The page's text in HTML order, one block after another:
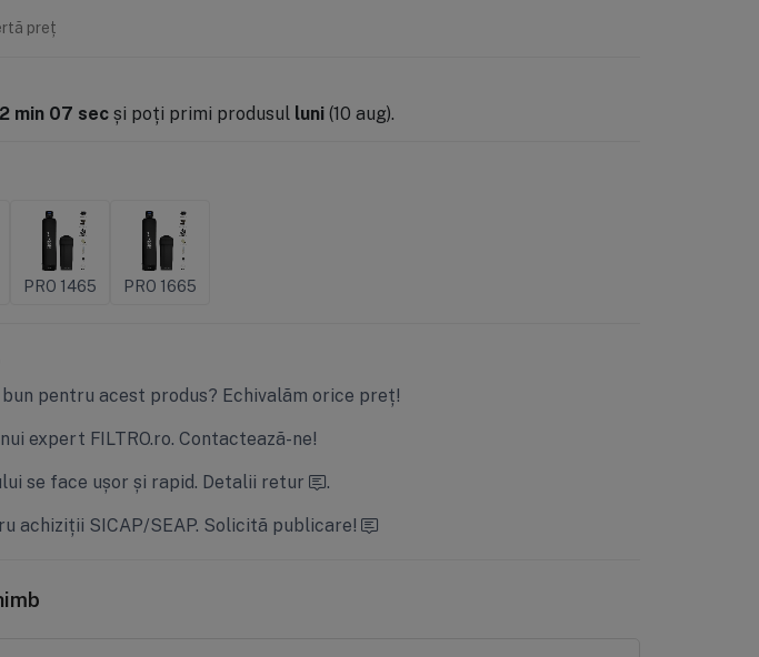
preț
min 06 secși poți primi produsul luni(10 aug).
PRO 1465 PRO 1665
pentru acest produs? Echivalăm orice preț!
expert FILTRO.ro. Contactează-ne!
se face ușor și rapid. Detalii retur
.
achiziții SICAP/SEAP. Solicită publicare!